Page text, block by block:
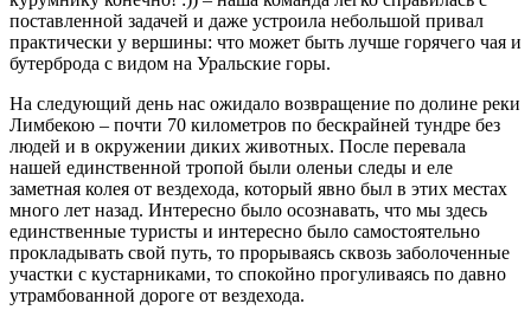
поставленной задачей и даже устроила небольшой привал
практически у вершины: что может быть лучше горячего чая и
бутерброда с видом на Уральские горы.
На следующий день нас ожидало возвращение по долине реки
Лимбекою – почти 70 километров по бескрайней тундре без
людей и в окружении диких животных. После перевала
нашей единственной тропой были оленьи следы и еле
заметная колея от вездехода, который явно был в этих местах
много лет назад. Интересно было осознавать, что мы здесь
единственные туристы и интересно было самостоятельно
прокладывать свой путь, то прорываясь сквозь заболоченные
участки с кустарниками, то спокойно прогуливаясь по давно
утрамбованной дороге от вездехода.